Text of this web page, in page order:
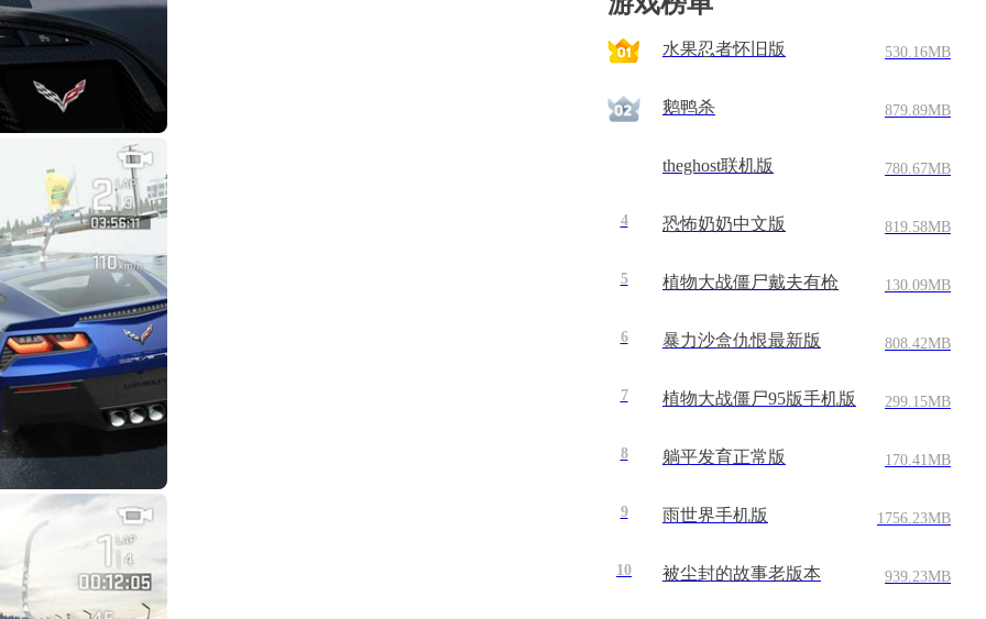
水果忍者怀旧版 530.16MB
鹅鸭杀 879.89MB
theghost联机版 780.67MB
4 恐怖奶奶中文版 819.58MB
5 植物大战僵尸戴夫有枪 130.09MB
6 暴力沙盒仇恨最新版 808.42MB
7 植物大战僵尸95版手机版 299.15MB
8 躺平发育正常版 170.41MB
9 雨世界手机版 1756.23MB
10 被尘封的故事老版本 939.23MB